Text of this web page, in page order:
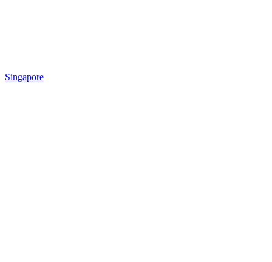
Singapore